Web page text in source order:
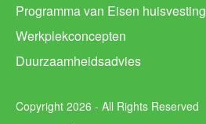
Programma van Eisen huisvesting
Werkplekconcepten
Duurzaamheidsadvies
Copyright 2026 - All Rights Reserved